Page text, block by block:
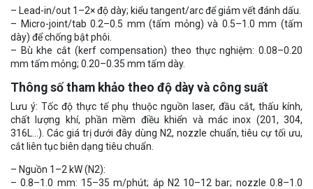
– Lead-in/out 1–2× độ dày; kiểu tangent/arc để giảm vết đánh dấu.
– Micro-joint/tab 0.2–0.5 mm (tấm mỏng) và 0.5–1.0 mm (tấm
dày) để chống bật phôi.
– Bù khe cắt (kerf compensation) theo thực nghiệm: 0.08–0.20
mm tấm mỏng; 0.20–0.35 mm tấm dày.
Thông số tham khảo theo độ dày và công suất
Lưu ý: Tốc độ thực tế phụ thuộc nguồn laser, đầu cắt, thấu kính,
chất lượng khí, phần mềm điều khiển và mác inox (201, 304,
316L…). Các giá trị dưới đây dùng N2, nozzle chuẩn, tiêu cự tối ưu,
cắt liên tục biên dạng tiêu chuẩn.
– Nguồn 1–2 kW (N2):
– 0.8–1.0 mm: 15–35 m/phút; áp N2 10–12 bar; nozzle 0.8–1.0